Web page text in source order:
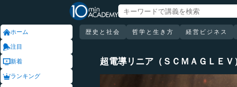
ホーム
注目
新着
ランキング
歴史と社会 哲学と生き方 経営ビジネス
超電導リニア（ＳＣＭＡＧＬＥ